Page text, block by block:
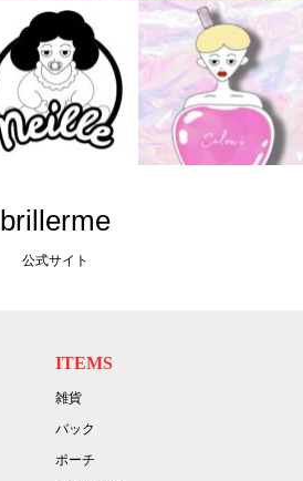
brillerme
公式サイト
ITEMS
雑貨
バック
ポーチ